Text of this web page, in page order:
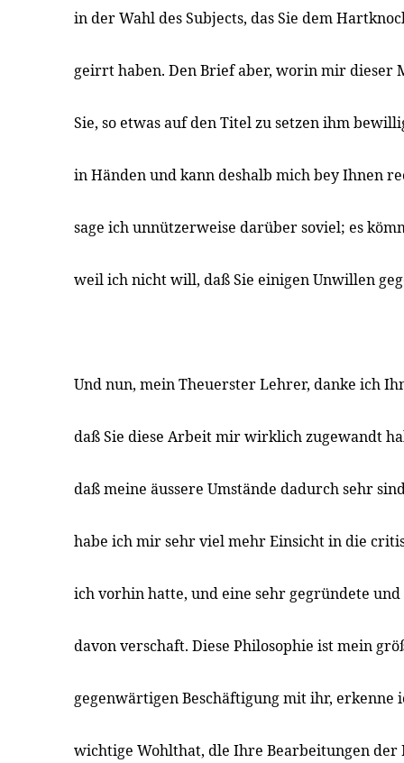
in der Wahl des Subjects, das Sie dem
geirrt haben. Den Brief aber, worin mir dieser
Sie, so etwas auf den Titel zu setzen ihm
in Händen und kann deshalb mich bey Ihnen
sage ich unnützerweise darüber soviel; es
weil ich nicht will, daß Sie einigen Unwillen
Und nun, mein Theuerster Lehrer, danke ich
daß Sie diese Arbeit mir wirklich zugewandt
daß meine äussere Umstände dadurch sehr
habe ich mir sehr viel mehr Einsicht in die
ich vorhin hatte, und eine sehr gegründete
davon verschaft. Diese Philosophie ist mein
gegenwärtigen Beschäftigung mit ihr, erkenne
wichtige Wohlthat, dle Ihre Bearbeitungen der